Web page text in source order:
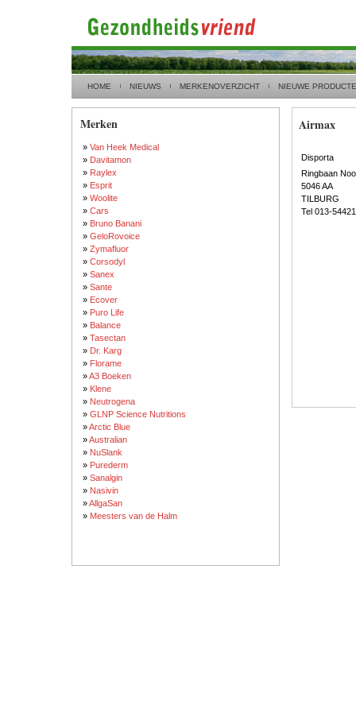
HOME NIEUWS MERKENOVERZICHT NIEUWE
Merken
» Van Heek Medical
» Davitamon
» Raylex
» Esprit
» Woolite
» Cars
» Bruno Banani
» GeloRovoice
» Zymafluor
» Corsodyl
» Sanex
» Sante
» Ecover
» Puro Life
» Balance
» Tasectan
» Dr. Karg
» Florame
»A3 Boeken
» Klene
» Neutrogena
» GLNP Science Nutritions
»Arctic Blue
»Australian
» NuSlank
» Purederm
» Sanalgin
» Nasivin
»AllgaSan
» Meesters van de Halm
Airmax
Disporta
Ringbaan
5046 AA
TILBURG
Tel 013-